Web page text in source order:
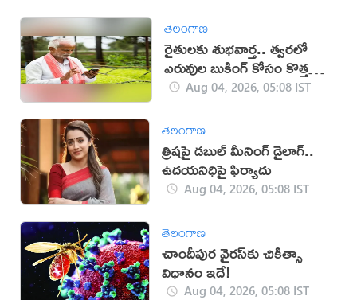
తెలంగాణ
రైతులకు శుభవార్త.. త్వరలో
ఎరువుల బుకింగ్ కోసం కొత్త
యాప్Aug 04, 2026, 05:08 IST
తెలంగాణ
త్రిషపై డబుల్ మీనింగ్ డైలాగ్..
ఉదయనిధిపై ఫిర్యాదు
Aug 04, 2026, 05:08 IST
తెలంగాణ
చాందీపుర వైరస్‌కు చికిత్సా
విధానం ఇదే!
Aug 04, 2026, 05:08 IST